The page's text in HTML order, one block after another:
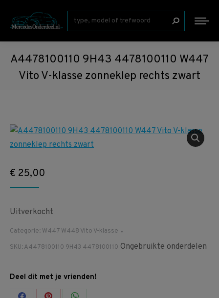
Zoeken:
A4478100110 9H43 4478100110 W447
Vito V-klasse zonneklep rechts zwart
€ 25,00
Uitverkocht
Categorie: W447 W448 Vito V-klasse
SKU:A4478100110 9H43 4478100110 Ongebruikte onderdelen
Deel dit met je vrienden!